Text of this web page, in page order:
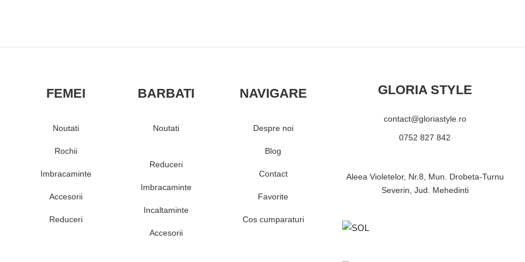
FEMEI
Noutati
Rochii
Imbracaminte
Accesorii
Reduceri
BARBATI
Noutati
Reduceri
Imbracaminte
Incaltaminte
Accesorii
NAVIGARE
Despre noi
Blog
Contact
Favorite
Cos cumparaturi
GLORIA STYLE
contact@gloriastyle.ro
0752 827 842
Aleea Violetelor, Nr.8, Mun. Drobeta-Turnu
Severin, Jud. Mehedinti